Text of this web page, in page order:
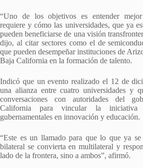
“Uno de los objetivos es entender
requiere y cómo las universidades, que ya
pueden beneficiarse de una visión
dijo, al citar sectores como el de
que pueden desempeñar instituciones de
Baja California en la formación de talento.
Indicó que un evento realizado el 12 de
una alianza entre cuatro universidades y
conversaciones con autoridades del
California para vincular la iniciativa
gubernamentales en innovación y educación.
“Este es un llamado para que lo que ya se
bilateral se convierta en multilateral y
lado de la frontera, sino a ambos”, afirmó.